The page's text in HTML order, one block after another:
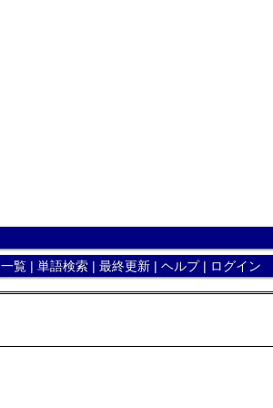
一覧| 単語検索| 最終更新| ヘルプ| ログイン